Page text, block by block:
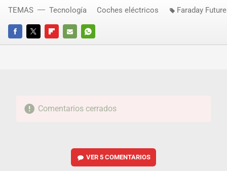
FACEBOOKTWITTERFLIPBOARD
E-
WHATSAPP
TEMAS Tecnología Coches eléctricos Faraday Future
Comentarios cerrados
VER5 COMENTARIOS